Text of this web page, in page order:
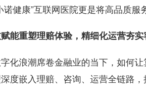
诺健康”互联网医院更是将高品质服
重塑理赔体验，精细化运营夯实
浪潮席卷金融业的当下，如何让
度嵌入理赔、咨询、运营全链路